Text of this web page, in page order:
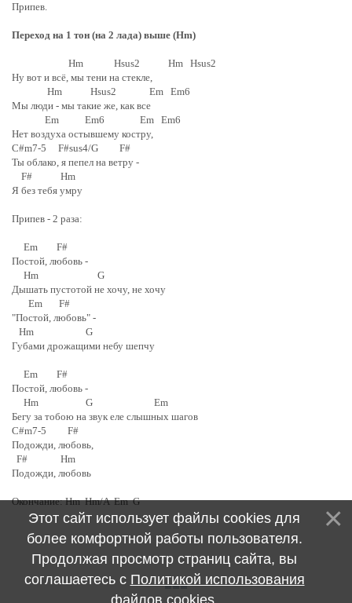
Припев.
Переход на 1 тон (на 2 лада) выше (Hm)
Hm Hsus2 Hm Hsus2
Ну вот и всё, мы тени на стекле,
Hm Hsus2 Em Em6
Мы люди - мы такие же, как все
Em Em6 Em Em6
Нет воздуха остывшему костру,
C#m7-5 F#sus4/G F#
Ты облако, я пепел на ветру -
F# Hm
Я без тебя умру
Припев - 2 раза:
Em F#
Постой, любовь -
Hm G
Дышать пустотой не хочу, не хочу
Em F#
"Постой, любовь" -
Hm G
Губами дрожащими небу шепчу
Em F#
Постой, любовь -
Hm G Em
Бегу за тобою на звук еле слышных шагов
C#m7-5 F#
Подожди, любовь,
F# Hm
Подожди, любовь
Окончание: Hm Hm/A Em G
Этот сайт использует файлы cookies для
более комфортной работы пользователя.
Продолжая просмотр страниц сайта, вы
соглашаетесь с Политикой использования
файлов cookies.